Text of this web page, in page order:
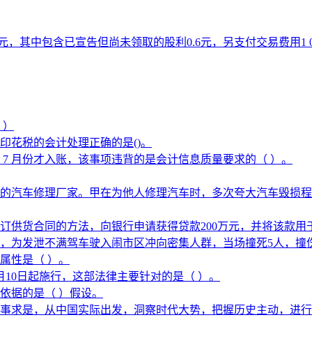
，其中包含已宣告但尚未领取的股利0.6元，另支付交易费用
花税的会计处理正确的是()。
月份才入账，该事项违背的是会计信息质量要求的（ ）。
汽车修理厂家。甲在为他人修理汽车时，多次夸大汽车毁损
供货合同的方法，向银行申请获得贷款200万元，并将该款
为发泄不满驾车驶入闹市区冲向密集人群，当场撞死5人，撞
性是（ ）。
日起施行，这部法律主要针对的是（ ）。
据的是（ ）假设。
求是，从中国实际出发，洞察时代大势，把握历史主动，进